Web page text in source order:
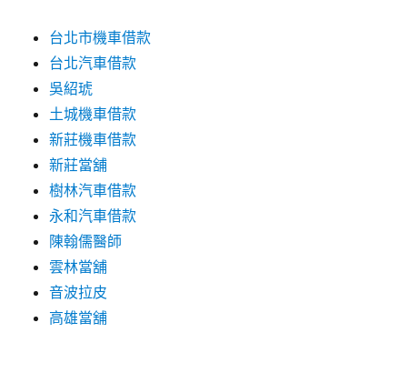
台北市機車借款
台北汽車借款
吳紹琥
土城機車借款
新莊機車借款
新莊當舖
樹林汽車借款
永和汽車借款
陳翰儒醫師
雲林當舖
音波拉皮
高雄當舖